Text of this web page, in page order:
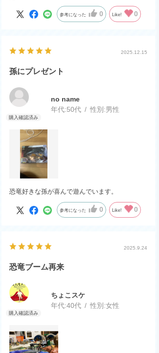
参考になった 0 Like! 0
2025.12.15
孫にプレゼント
no name
年代:50代 性別:男性
恐竜好きな孫が喜んで遊んでいます。
参考になった 0 Like! 0
2025.9.24
恐竜ブーム再来
ちょこスケ
年代:40代 性別:女性